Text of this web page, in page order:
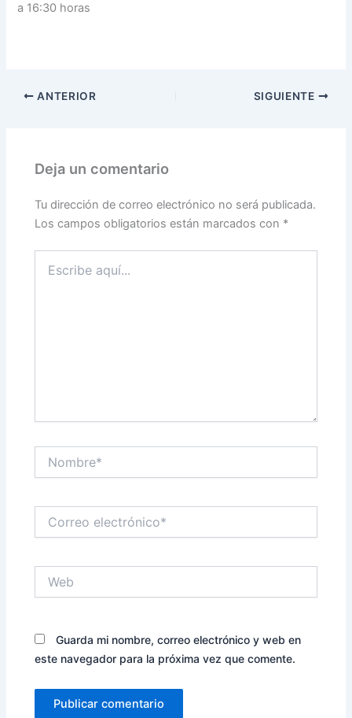
a 16:30 horas
ANTERIOR SIGUIENTE
Deja un comentario
Tu dirección de correo electrónico no será publicada.
Los campos obligatorios están marcados con *
aquí...
electrónico*
Guarda mi nombre, correo electrónico y web en
este navegador para la próxima vez que comente.